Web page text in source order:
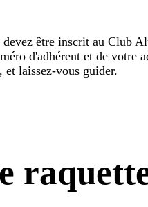
être inscrit au Club
d'adhérent et de votre
et laissez-vous guider.